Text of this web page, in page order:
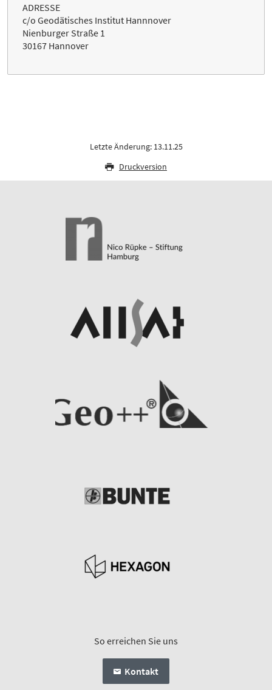
ADRESSE
c/o Geodätisches Institut Hannnover
Nienburger Straße 1
30167 Hannover
Letzte Änderung: 13.11.25
Druckversion
So erreichen Sie uns
Kontakt